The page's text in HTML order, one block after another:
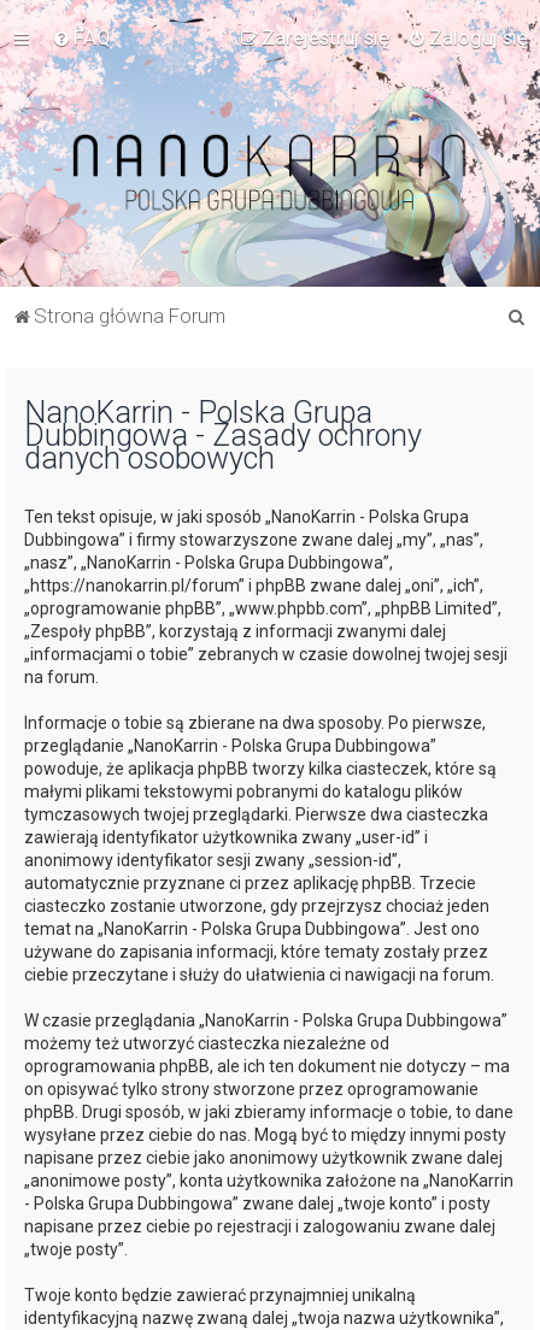
FAQ Zaloguj się
Zarejestruj się
Strona główna Forum
NanoKarrin - Polska Grupa
Dubbingowa - Zasady ochrony
danych osobowych
Ten tekst opisuje, w jaki sposób „NanoKarrin - Polska Grupa
Dubbingowa” i firmy stowarzyszone zwane dalej „my”, „nas”,
„nasz”, „NanoKarrin - Polska Grupa Dubbingowa”,
„https://nanokarrin.pl/forum” i phpBB zwane dalej „oni”, „ich”,
„oprogramowanie phpBB”, „www.phpbb.com”, „phpBB Limited”,
„Zespoły phpBB”, korzystają z informacji zwanymi dalej
„informacjami o tobie” zebranych w czasie dowolnej twojej sesji
na forum.
Informacje o tobie są zbierane na dwa sposoby. Po pierwsze,
przeglądanie „NanoKarrin - Polska Grupa Dubbingowa”
powoduje, że aplikacja phpBB tworzy kilka ciasteczek, które są
małymi plikami tekstowymi pobranymi do katalogu plików
tymczasowych twojej przeglądarki. Pierwsze dwa ciasteczka
zawierają identyfikator użytkownika zwany „user-id” i
anonimowy identyfikator sesji zwany „session-id”,
automatycznie przyznane ci przez aplikację phpBB. Trzecie
ciasteczko zostanie utworzone, gdy przejrzysz chociaż jeden
temat na „NanoKarrin - Polska Grupa Dubbingowa”. Jest ono
używane do zapisania informacji, które tematy zostały przez
ciebie przeczytane i służy do ułatwienia ci nawigacji na forum.
W czasie przeglądania „NanoKarrin - Polska Grupa Dubbingowa”
możemy też utworzyć ciasteczka niezależne od
oprogramowania phpBB, ale ich ten dokument nie dotyczy – ma
on opisywać tylko strony stworzone przez oprogramowanie
phpBB. Drugi sposób, w jaki zbieramy informacje o tobie, to dane
wysyłane przez ciebie do nas. Mogą być to między innymi posty
napisane przez ciebie jako anonimowy użytkownik zwane dalej
„anonimowe posty”, konta użytkownika założone na „NanoKarrin
- Polska Grupa Dubbingowa” zwane dalej „twoje konto” i posty
napisane przez ciebie po rejestracji i zalogowaniu zwane dalej
„twoje posty”.
Twoje konto będzie zawierać przynajmniej unikalną
identyfikacyjną nazwę zwaną dalej „twoja nazwa użytkownika”,